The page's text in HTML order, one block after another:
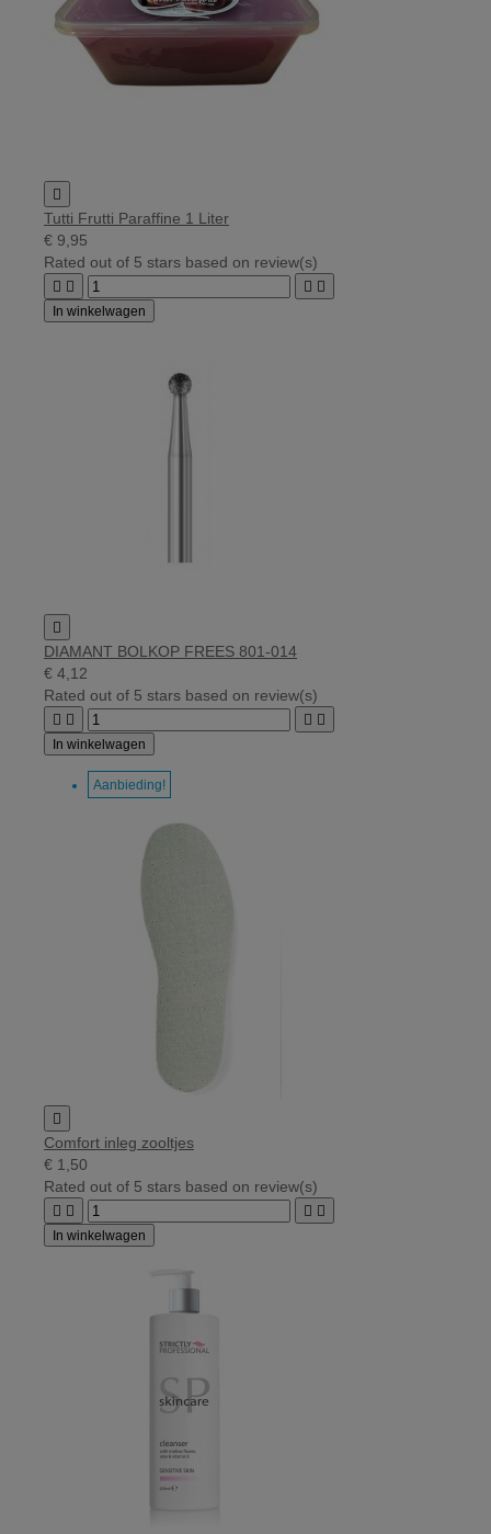

Tutti Frutti Paraffine 1 Liter
€ 9,95
Rated out of 5 stars based on review(s)
   
In winkelwagen

DIAMANT BOLKOP FREES 801-014
€ 4,12
Rated out of 5 stars based on review(s)
   
In winkelwagen
Aanbieding!

Comfort inleg zooltjes
€ 1,50
Rated out of 5 stars based on review(s)
   
In winkelwagen